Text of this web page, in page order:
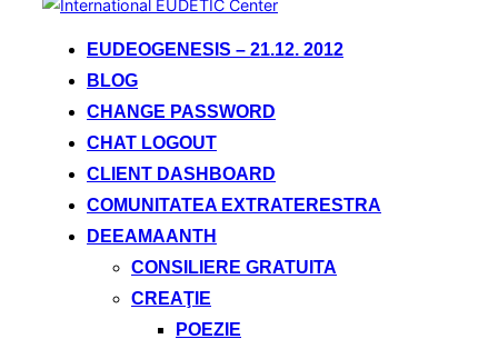
EUDEOGENESIS – 21.12. 2012
BLOG
CHANGE PASSWORD
CHAT LOGOUT
CLIENT DASHBOARD
COMUNITATEA EXTRATERESTRA
DEEAMAANTH
CONSILIERE GRATUITA
CREAŢIE
POEZIE